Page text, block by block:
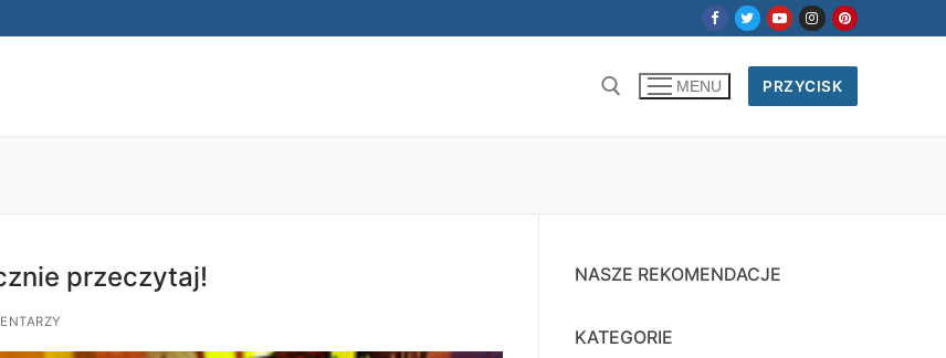
MENU PRZYCISK
przeczytaj! NASZE REKOMENDACJE
KATEGORIE